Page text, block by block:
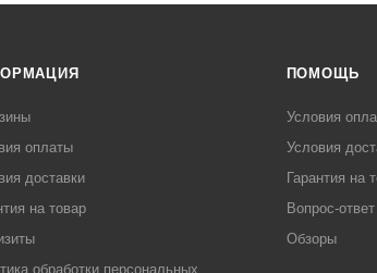
оплаты
доставки
на товар
обработки персональных
ПОМОЩЬ
Условия
Условия
Гарантия на
Вопрос-ответ
Обзоры